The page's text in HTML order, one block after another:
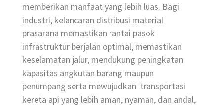
memberikan manfaat yang lebih luas. Bagi
industri, kelancaran distribusi material
prasarana memastikan rantai pasok
infrastruktur berjalan optimal, memastikan
keselamatan jalur, mendukung peningkatan
kapasitas angkutan barang maupun
penumpang serta mewujudkan transportasi
kereta api yang lebih aman, nyaman, dan andal,